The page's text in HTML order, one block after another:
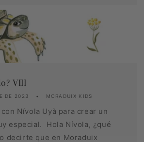
VIII
DE 2023 MORADUIX KIDS
Nívola Uyà para crear un
especial. Hola Nívola, ¿qué
decirte que en Moraduix